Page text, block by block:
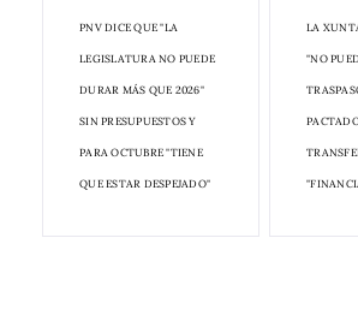
PNV DICE QUE "LA
LEGISLATURA NO PUEDE
DURAR MÁS QUE 2026"
SIN PRESUPUESTOS Y
PARA OCTUBRE "TIENE
QUE ESTAR DESPEJADO"
LA
"NO